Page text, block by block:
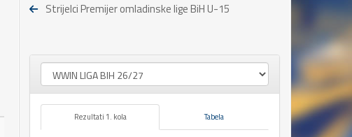
Strijelci Premijer omladinske lige BiH U-15
Rezultati 1. kola Tabela